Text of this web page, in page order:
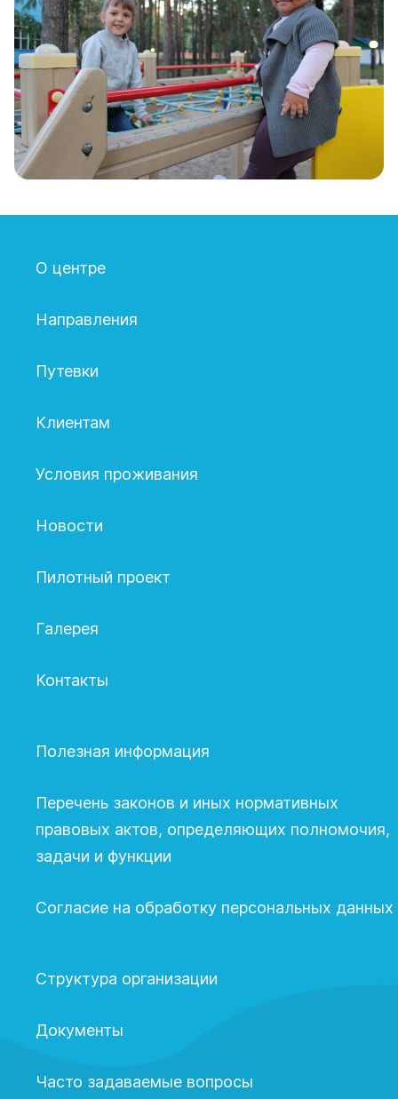
О центре
Направления
Путевки
Клиентам
Условия проживания
Новости
Пилотный проект
Галерея
Контакты
Полезная информация
Перечень законов и иных нормативных
правовых актов, определяющих полномочия,
задачи и функции
Согласие на обработку персональных данных
Структура организации
Документы
Часто задаваемые вопросы